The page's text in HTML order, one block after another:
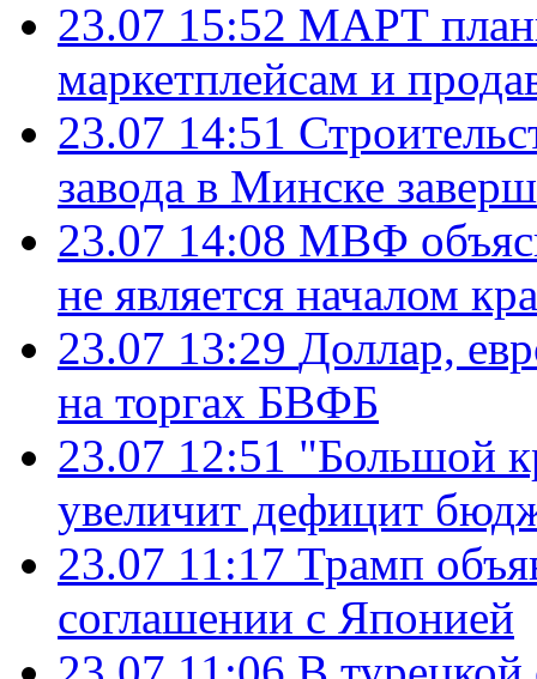
23.07 15:52 МАРТ
маркетплейсам и
23.07 14:51
завода в Минске
23.07 14:08 МВФ
не является началом
23.07 13:29 Доллар,
на торгах БВФБ
23.07 12:51 "Большой
увеличит дефицит
23.07 11:17 Трамп
соглашении с Японией